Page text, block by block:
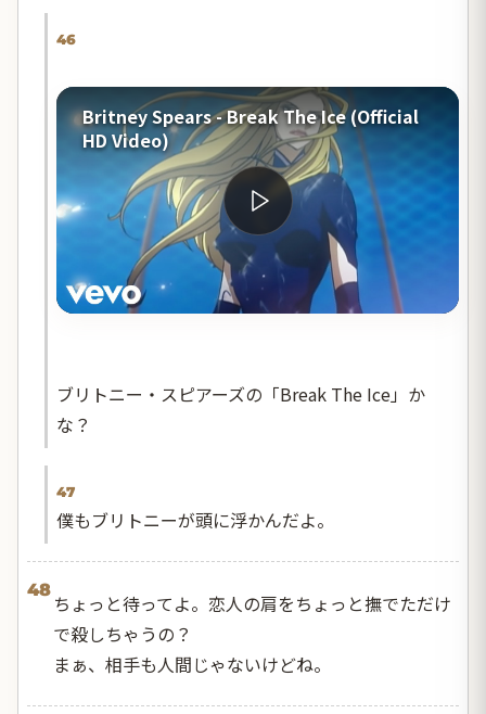
46
Britney Spears - Break The Ice (Official
HD Video)
ブリトニー・スピアーズの「Break The Ice」か
な？
47
僕もブリトニーが頭に浮かんだよ。
48
ちょっと待ってよ。恋人の肩をちょっと撫でただけ
で殺しちゃうの？
まぁ、相手も人間じゃないけどね。